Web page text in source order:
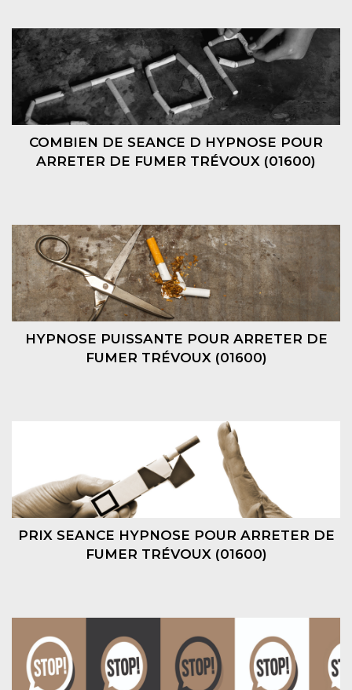
COMBIEN DE SEANCE D HYPNOSE POUR
ARRETER DE FUMER TRÉVOUX (01600)
HYPNOSE PUISSANTE POUR ARRETER DE
FUMER TRÉVOUX (01600)
PRIX SEANCE HYPNOSE POUR ARRETER DE
FUMER TRÉVOUX (01600)